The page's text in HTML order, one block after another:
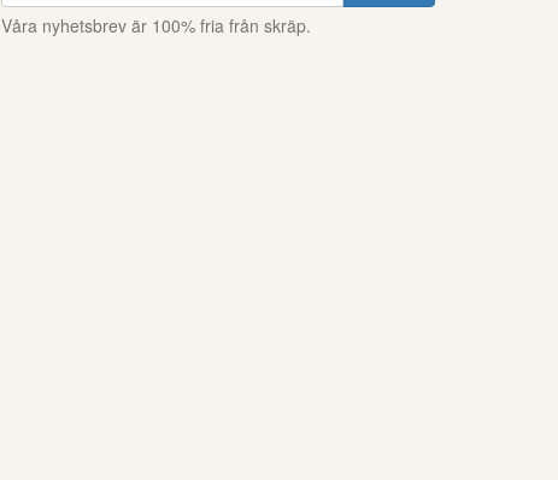
Våra nyhetsbrev är 100% fria från skräp.